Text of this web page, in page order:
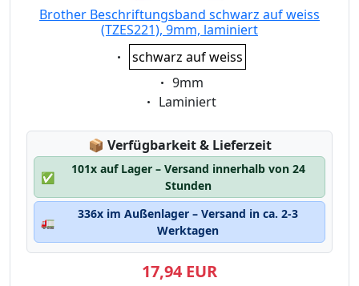
Brother Beschriftungsband schwarz auf weiss
(TZES221), 9mm, laminiert
Eigenschaft:
schwarz auf weiss
Eigenschaft:
9mm
Eigenschaft:
Laminiert
📦 Lagerstatus:
Verfügbarkeit & Lieferzeit
✅
101x auf Lager – Versand innerhalb von 24
Stunden
🚛
336x im Außenlager – Versand in ca. 2-3
Werktagen
17,94 EUR